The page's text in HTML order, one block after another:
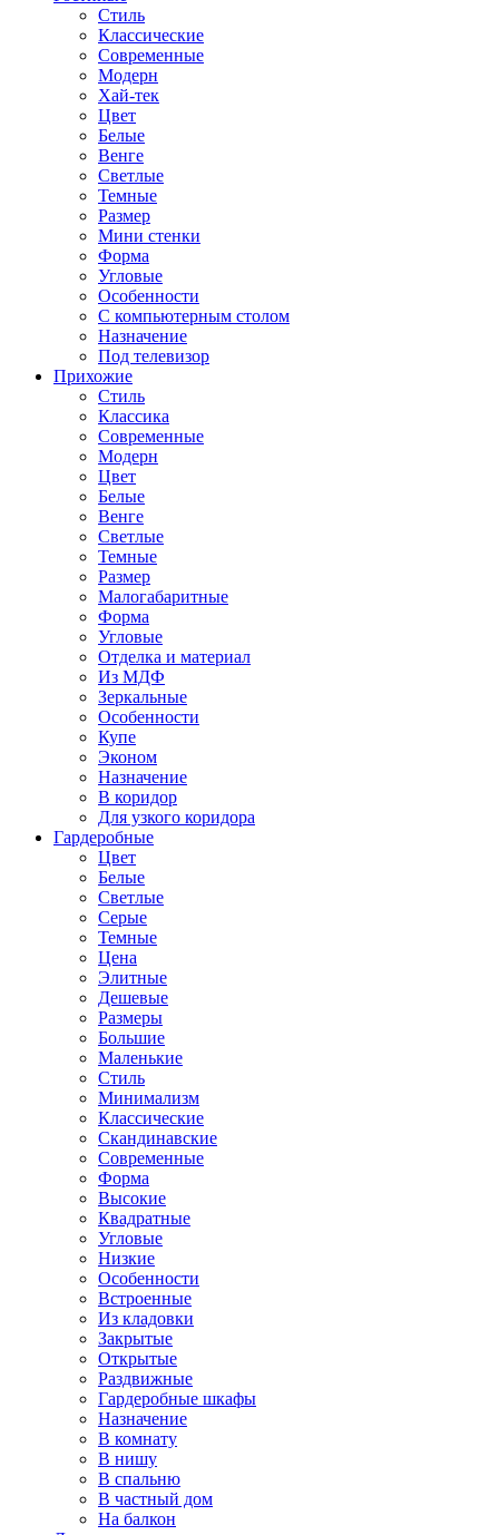
Стиль
Классические
Современные
Модерн
Хай-тек
Цвет
Белые
Венге
Светлые
Темные
Размер
Мини стенки
Форма
Угловые
Особенности
С компьютерным столом
Назначение
Под телевизор
Прихожие
Стиль
Классика
Современные
Модерн
Цвет
Белые
Венге
Светлые
Темные
Размер
Малогабаритные
Форма
Угловые
Отделка и материал
Из МДФ
Зеркальные
Особенности
Купе
Эконом
Назначение
В коридор
Для узкого коридора
Гардеробные
Цвет
Белые
Светлые
Серые
Темные
Цена
Элитные
Дешевые
Размеры
Большие
Маленькие
Стиль
Минимализм
Классические
Скандинавские
Современные
Форма
Высокие
Квадратные
Угловые
Низкие
Особенности
Встроенные
Из кладовки
Закрытые
Открытые
Раздвижные
Гардеробные шкафы
Назначение
В комнату
В нишу
В спальню
В частный дом
На балкон